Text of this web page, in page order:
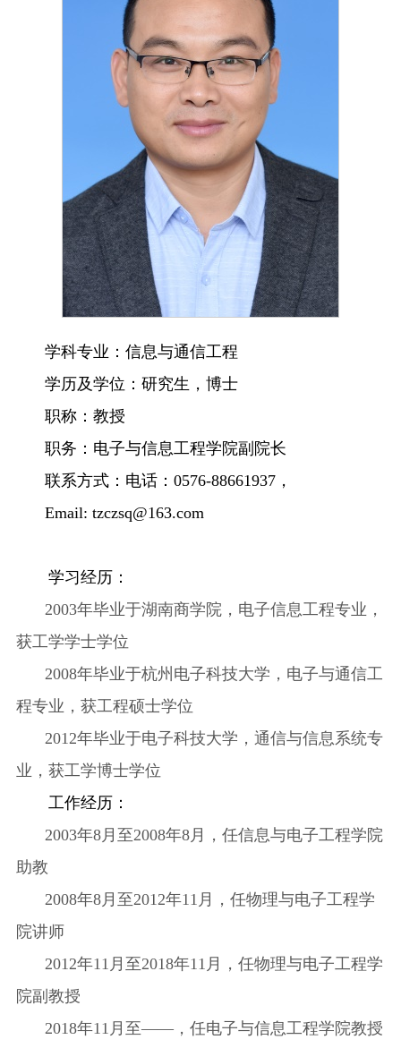
学科专业： 信息与通信工程
学历及学位： 研究生，博士
职称：教授
职务： 电子与信息工程学院副院长
联系方式：电话： 0576-88661937，
Email: tzczsq@163.com
学习经历：
2003年毕业于湖南商学院，电子信息工程专业，
获工学学士学位
2008年毕业于杭州电子科技大学，电子与通信工
程专业，获工程硕士学位
2012年毕业于电子科技大学，通信与信息系统专
业，获工学博士学位
工作经历：
2003年8月至2008年8月，任信息与电子工程学院
助教
2008年8月至2012年11月，任物理与电子工程学
院讲师
2012年11月至2018年11月，任物理与电子工程学
院副教授
2018年11月至——，任电子与信息工程学院教授